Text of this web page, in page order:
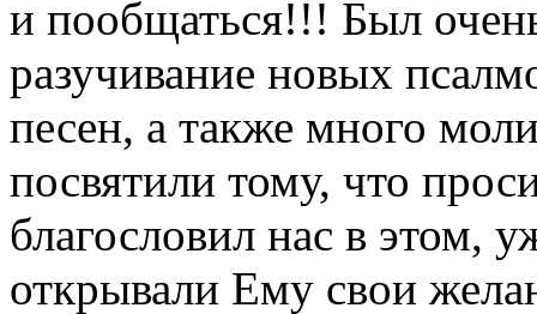
и пообщаться!!! Был
разучивание новых
песен, а также много
посвятили тому, что
благословил нас в этом,
открывали Ему свои